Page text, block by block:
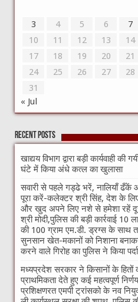
3
4 5 6 7
10
11 12 13 14
17
18 19 20 21
24
25 26 27 28
31
« Jul
Recent Posts
खाद्यय विभाग द्वारा बड़ी कार्यवाही की
घंटे में किया अंधे कत्ल का खुलासा
सवारी से पहले गड्ढे भरें, नालियाँ ढँकें
पूरा करें-कलेक्टर श्री सिंह, देश के
और खुद अपने लिए नशे से हमेशा रहें
श्री मोदी,पुलिस की बड़ी कार्रवाई 10
की 100 ग्राम एम.डी. ड्रग्स के साथ
सुनसान खेत-मकानों को निशाना
करने वाले गिरोह का पुलिस ने किया
मध्यप्रदेश सरकार ने किसानों के हितों
प्राथमिकता देते हुए कई महत्वपूर्ण
प्रशिक्षणरत एमपी ट्रांसको के नव